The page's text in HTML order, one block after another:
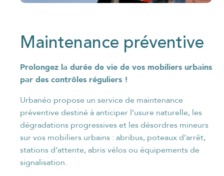
Maintenance préventive
Prolongez la durée de vie de vos mobiliers urbains
par des contrôles réguliers !
Urbanéo propose un service de maintenance
préventive destiné à anticiper l’usure naturelle, les
dégradations progressives et les désordres mineurs
sur vos mobiliers urbains : abribus, poteaux d’arrêt,
stations d’attente, abris vélos ou équipements de
signalisation.